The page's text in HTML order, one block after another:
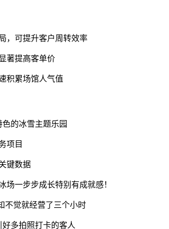
，可提升客户周转效率
著提高客单价
积累场馆人气值
的冰雪主题乐园
项目
键数据
场一步步成长特别有成就感！
不觉就经营了三个小时
多拍照打卡的客人